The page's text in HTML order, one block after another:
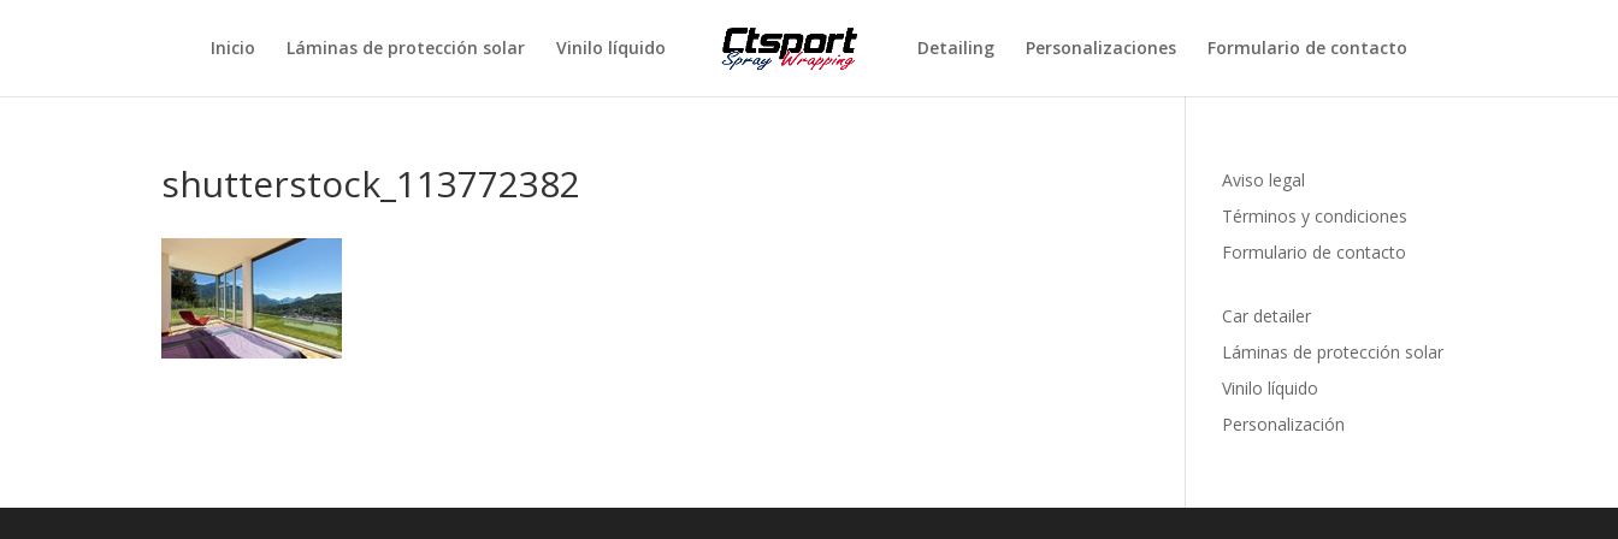
Inicio Láminas de protección solar Vinilo líquido Detailing Personalizaciones Formulario de contacto
shutterstock_113772382
Aviso legal
Términos y condiciones
Formulario de contacto
Car detailer
Láminas de protección solar
Vinilo líquido
Personalización